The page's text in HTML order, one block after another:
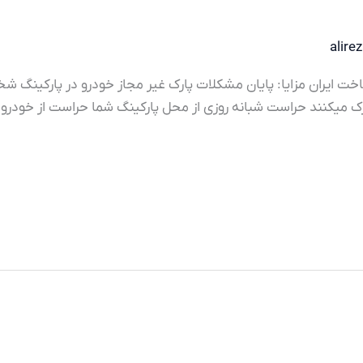
ایران مزایا: پایان مشکلات پارک غیر مجاز خودرو در
میکنند حراست شبانه روزی از محل پارکینگ شما حراست از